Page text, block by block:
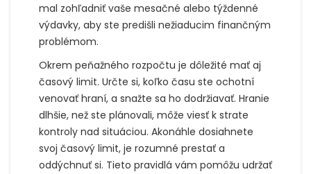
mal zohľadniť vaše mesačné alebo týždenné
výdavky, aby ste predišli nežiaducim finančným
problémom.
Okrem peňažného rozpočtu je dôležité mať aj
časový limit. Určte si, koľko času ste ochotní
venovať hraní, a snažte sa ho dodržiavať. Hranie
dlhšie, než ste plánovali, môže viesť k strate
kontroly nad situáciou. Akonáhle dosiahnete
svoj časový limit, je rozumné prestať a
oddýchnuť si. Tieto pravidlá vám pomôžu udržať